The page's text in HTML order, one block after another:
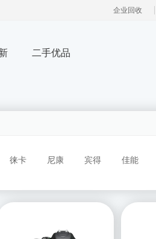
企业回收
二手优品
徕卡 尼康 宾得 佳能